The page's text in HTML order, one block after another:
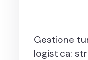
Gestione
logistica: